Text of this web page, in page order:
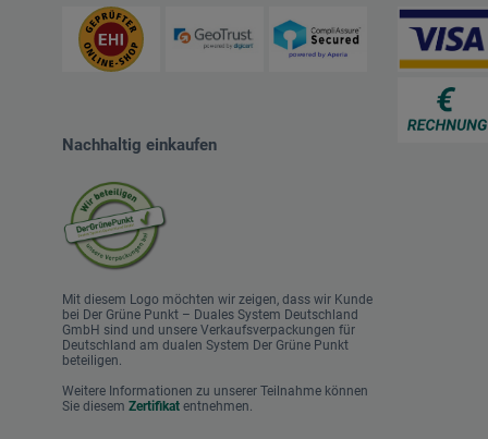
Nachhaltig einkaufen
Mit diesem Logo möchten wir zeigen, dass wir Kunde
bei Der Grüne Punkt – Duales System Deutschland
GmbH sind und unsere Verkaufsverpackungen für
Deutschland am dualen System Der Grüne Punkt
beteiligen.
Weitere Informationen zu unserer Teilnahme können
Sie diesem Zertifikat entnehmen.